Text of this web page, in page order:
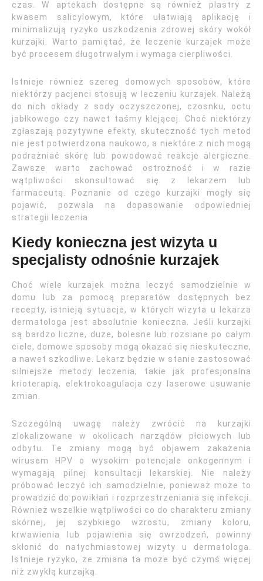
czas. W aptekach dostępne są również plastry z
kwasem salicylowym, które ułatwiają aplikację i
minimalizują ryzyko uszkodzenia zdrowej skóry wokół
kurzajki. Warto pamiętać, że leczenie kurzajek może
być procesem długotrwałym i wymaga cierpliwości.
Istnieje również szereg domowych sposobów, które
niektórzy pacjenci stosują w leczeniu kurzajek. Należą
do nich okłady z sody oczyszczonej, czosnku, octu
jabłkowego czy nawet taśmy klejącej. Choć niektórzy
zgłaszają pozytywne efekty, skuteczność tych metod
nie jest potwierdzona naukowo, a niektóre z nich mogą
podrażniać skórę lub powodować reakcje alergiczne.
Zawsze warto zachować ostrożność i w razie
wątpliwości skonsultować się z lekarzem lub
farmaceutą. Poznanie od czego kurzajki mogły się
pojawić, pozwala na dopasowanie odpowiedniej
strategii leczenia.
Kiedy konieczna jest wizyta u
specjalisty odnośnie kurzajek
Choć wiele kurzajek można leczyć samodzielnie w
domu lub za pomocą preparatów dostępnych bez
recepty, istnieją sytuacje, w których wizyta u lekarza
dermatologa jest absolutnie konieczna. Jeśli kurzajki
są bardzo liczne, duże, bolesne lub rozsiane po całym
ciele, domowe sposoby mogą okazać się nieskuteczne,
a nawet szkodliwe. Lekarz będzie w stanie zastosować
silniejsze metody leczenia, takie jak profesjonalna
krioterapią, elektrokoagulacja czy laserowe usuwanie
zmian.
Szczególną uwagę należy zwrócić na kurzajki
zlokalizowane w okolicach narządów płciowych lub
odbytu. Te zmiany mogą być objawem zakażenia
wirusem HPV o wysokim potencjale onkogennym i
wymagają pilnej konsultacji lekarskiej. Nie należy
próbować leczyć ich samodzielnie, ponieważ może to
prowadzić do powikłań i rozprzestrzeniania się infekcji.
Również wszelkie wątpliwości co do charakteru zmiany
skórnej, jej szybkiego wzrostu, zmiany koloru,
krwawienia lub pojawienia się owrzodzeń, powinny
skłonić do natychmiastowej wizyty u dermatologa.
Istnieje ryzyko, że zmiana ta może być czymś więcej
niż zwykłą kurzajką.